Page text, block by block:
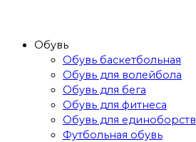
Обувь
Обувь баскетбольная
Обувь для волейбола
Обувь для бега
Обувь для фитнеса
Обувь для единоборств
Футбольная обувь